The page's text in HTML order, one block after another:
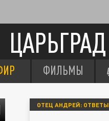
ЦАРЬГРАД
ФИЛЬМЫ
ОТЕЦ АНДРЕЙ: ОТВЕТЫ